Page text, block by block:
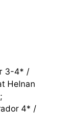
3-4* /
Helnan
4* /